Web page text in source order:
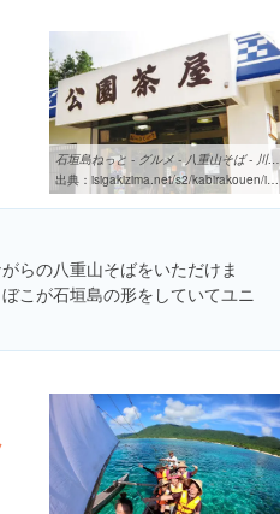
石垣島ねっと - グルメ - 八重山そば - 川平公園茶屋
出典： isigakizima.net/s2/kabirakouen/index.php?pubid=309&dvsid=1&area1id=4&cate1id=&cate2id=&p=1&p_ref=
らの八重山そばをいただけま
こが石垣島の形をしていてユニ